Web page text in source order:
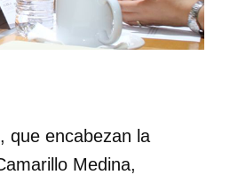
que encabezan la
Medina,